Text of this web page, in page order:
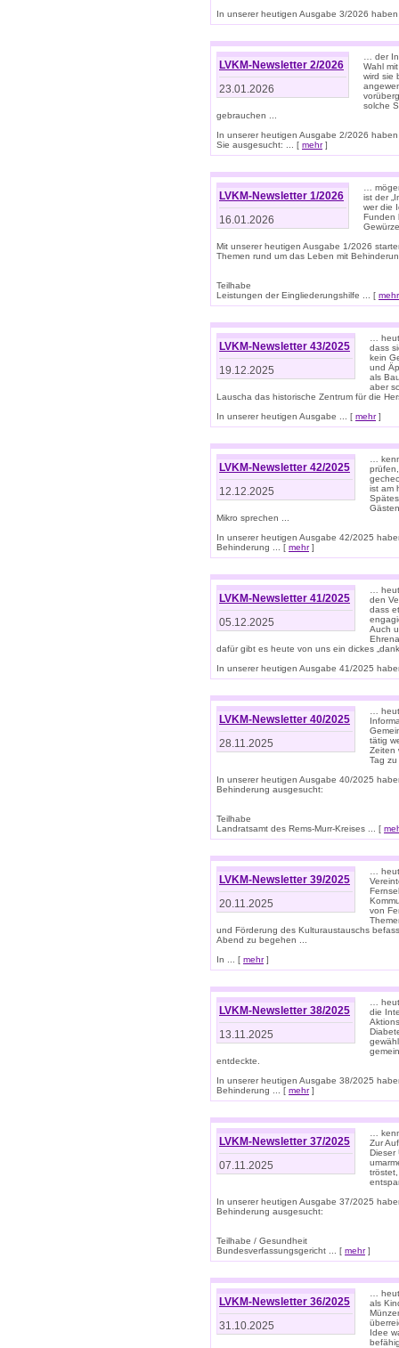
In unserer heutigen Ausgabe 3/2026
LVKM-Newsletter 2/2026
23.01.2026
… der
Wahl
wird sie
solche
gebrauchen ...
In unserer heutigen Ausgabe 2/2026
Sie ausgesucht: ... [ mehr]
LVKM-Newsletter 1/2026
16.01.2026
…
ist der
wer die
Funden
Mit unserer heutigen Ausgabe 1/2026
Themen rund um das Leben mit
Teilhabe
Leistungen der Eingliederungshilfe ... [ mehr
LVKM-Newsletter 43/2025
19.12.2025
…
dass
kein
und
als
aber
Lauscha das historische Zentrum für die
In unserer heutigen Ausgabe ... [ mehr]
LVKM-Newsletter 42/2025
12.12.2025
…
ist am
Mikro sprechen ...
In unserer heutigen Ausgabe 42/2025
Behinderung ... [ mehr]
LVKM-Newsletter 41/2025
05.12.2025
…
den
dass
Auch
dafür gibt es heute von uns ein dickes
In unserer heutigen Ausgabe 41/2025
LVKM-Newsletter 40/2025
28.11.2025
…
tätig
Zeiten
Tag
In unserer heutigen Ausgabe 40/2025
Behinderung ausgesucht:
Teilhabe
Landratsamt des Rems-Murr-Kreises ... [
LVKM-Newsletter 39/2025
20.11.2025
…
von
und Förderung des Kulturaustauschs
Abend zu begehen ...
In ... [ mehr]
LVKM-Newsletter 38/2025
13.11.2025
…
die
entdeckte.
In unserer heutigen Ausgabe 38/2025
Behinderung ... [ mehr]
LVKM-Newsletter 37/2025
07.11.2025
…
Zur
Dieser
In unserer heutigen Ausgabe 37/2025
Behinderung ausgesucht:
Teilhabe / Gesundheit
Bundesverfassungsgericht ... [ mehr]
LVKM-Newsletter 36/2025
31.10.2025
…
als
Idee